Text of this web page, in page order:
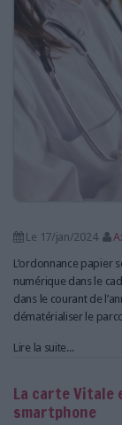
Le 17/jan/2024
L’ordonnance papier
numérique dans le
dans le courant de
dématérialiser le
Lire la suite...
La carte Vitale
smartphone